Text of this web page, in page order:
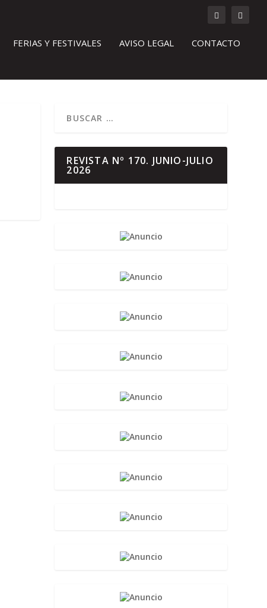
FERIAS Y FESTIVALES AVISO LEGAL CONTACTO
REVISTA Nº 170. JUNIO-JULIO
2026